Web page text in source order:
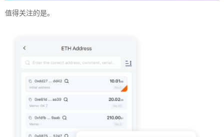
值得关注的是。